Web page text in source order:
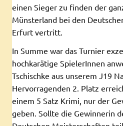
einen Sieger zu finden der
Münsterland bei den
Erfurt vertritt.
In Summe war das Turnier
hochkarätige SpielerInnen
Tschischke aus unserem J19
Hervorragenden 2. Platz
einem 5 Satz Krimi, nur der
geben. Sollte die Gewinnerin